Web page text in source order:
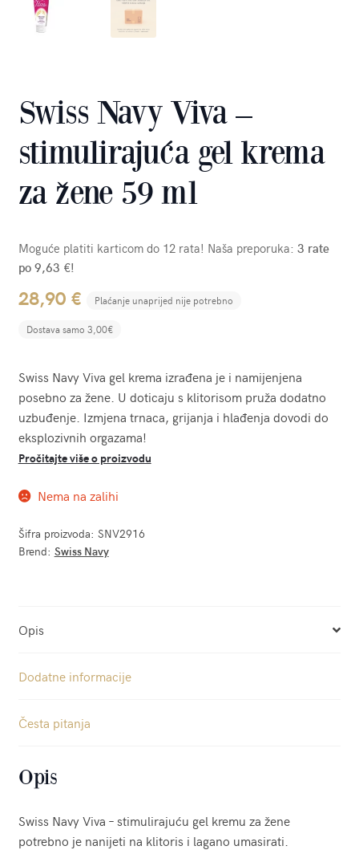
Swiss Navy Viva –
stimulirajuća gel krema
za žene 59 ml
Moguće platiti karticom do 12 rata! Naša preporuka: 3 rate
po 9,63 €!
28,90 € Plaćanje unaprijed nije potrebno
Dostava samo 3,00€
Swiss Navy Viva gel krema izrađena je i namijenjena
posebno za žene. U doticaju s klitorisom pruža dodatno
uzbuđenje. Izmjena trnaca, grijanja i hlađenja dovodi do
eksplozivnih orgazama!
Pročitajte više o proizvodu
Nema na zalihi
Šifra proizvoda: SNV2916
Brend: Swiss Navy
Opis
Dodatne informacije
Česta pitanja
Opis
Swiss Navy Viva – stimulirajuću gel kremu za žene
potrebno je nanijeti na klitoris i lagano umasirati.